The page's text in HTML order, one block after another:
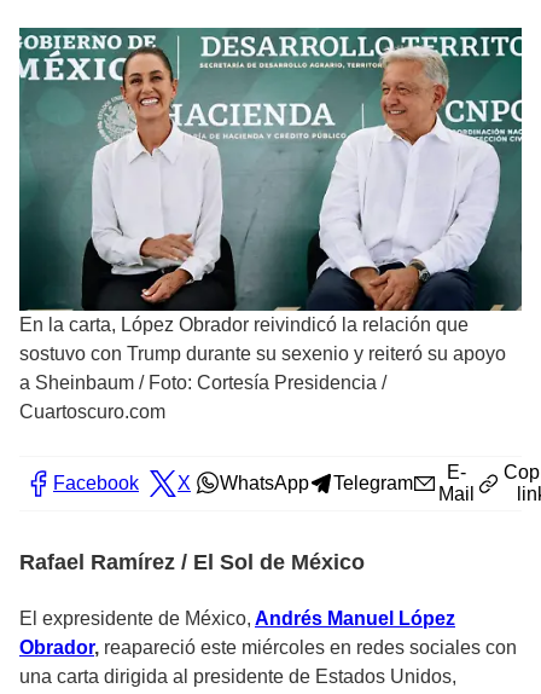
En la carta, López Obrador reivindicó la relación que
sostuvo con Trump durante su sexenio y reiteró su apoyo
a Sheinbaum / Foto: Cortesía Presidencia /
Cuartoscuro.com
Facebook X WhatsApp Telegram
E-
Mail
Rafael Ramírez / El Sol de México
El expresidente de México, Andrés Manuel López
Obrador, reapareció este miércoles en redes sociales con
una carta dirigida al presidente de Estados Unidos,